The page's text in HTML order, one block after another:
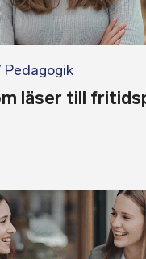
Pedagogik
läser till